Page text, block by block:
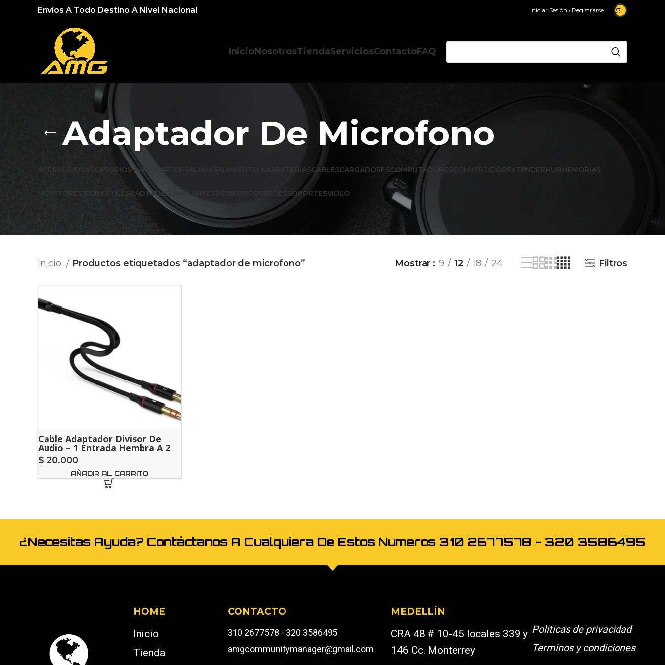
Envíos A Todo Destino A Nivel Nacional Iniciar Sesión / Registrarse
InicioNosotrosTiendaServiciosContactoFAQ
Adaptador De Microfono
ACCESORIOS ACCESORIOS PARA LAPTOPS BATERÍASCABLESCARGADORESCOMPUTADORES CONVERTIDOR EXTENDERHUBMEMORIAS
MONITORES PORTÁTILESPAD MAUSE SOPORTESVIDEO
Inicio Productos etiquetados “adaptador de microfono” Mostrar 9 12 18 24 Filtros
Cable Adaptador Divisor De
Audio – 1 Entrada Hembra A 2
Salidas Macho
$ 20.000
AÑADIR AL CARRITO
¿Necesitas Ayuda? Contáctanos A Cualquiera De Estos Numeros 310 2677578 - 320 3586495
HOME
Inicio
Tienda
CONTACTO
310 2677578 - 320 3586495
amgcommunitymanager@gmail.com
MEDELLÍN
CRA 48 # 10-45 locales 339 y
146 Cc. Monterrey
Politicas de privacidad
Terminos y condiciones